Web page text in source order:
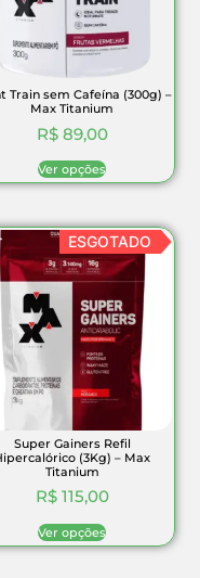
Train sem Cafeína (300g) –
Max Titanium
R$89,00
Ver opções
ESGOTADO
Super Gainers Refil
(3Kg) – Max
Titanium
R$115,00
Ver opções